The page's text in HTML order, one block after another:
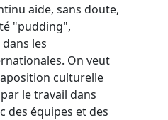
aide, sans doute,
"pudding",
les
On veut
culturelle
le travail dans
des équipes et des